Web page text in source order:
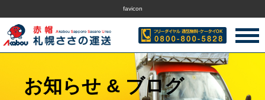
favicon
お知らせ & ブログ